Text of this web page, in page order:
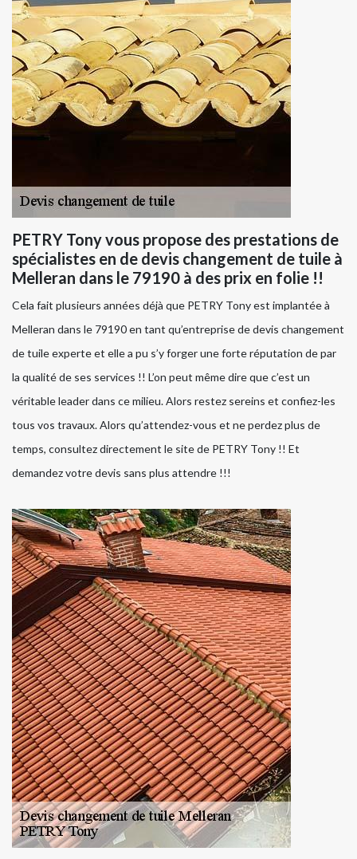
PETRY Tony vous propose des prestations de
spécialistes en de devis changement de tuile à
Melleran dans le 79190 à des prix en folie !!
Cela fait plusieurs années déjà que PETRY Tony est implantée à
Melleran dans le 79190 en tant qu’entreprise de devis changement
de tuile experte et elle a pu s’y forger une forte réputation de par
la qualité de ses services !! L’on peut même dire que c’est un
véritable leader dans ce milieu. Alors restez sereins et confiez-les
tous vos travaux. Alors qu’attendez-vous et ne perdez plus de
temps, consultez directement le site de PETRY Tony !! Et
demandez votre devis sans plus attendre !!!